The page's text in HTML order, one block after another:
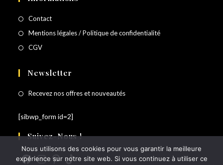
Contact
Mentions légales / Politique de confidentialité
CGV
Newsletter
Recevez nos offres et nouveautés
[sibwp_form id=2]
Suivez-Nous !
Nous utilisons des cookies pour vous garantir la meilleure
expérience sur notre site web. Si vous continuez à utiliser ce